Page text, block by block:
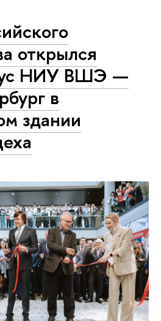
открылся
НИУ ВШЭ —
в
здании